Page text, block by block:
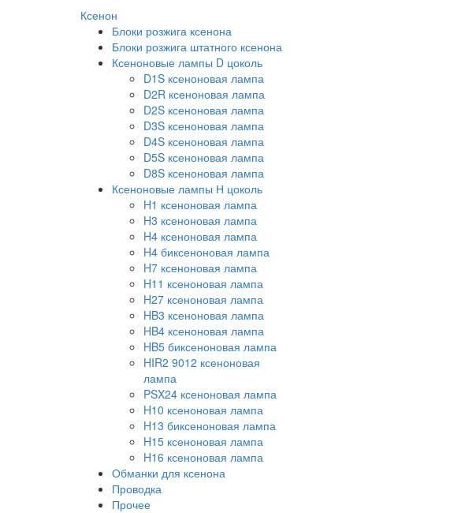
Ксенон
Блоки розжига ксенона
Блоки розжига штатного ксенона
Ксеноновые лампы D цоколь
D1S ксеноновая лампа
D2R ксеноновая лампа
D2S ксеноновая лампа
D3S ксеноновая лампа
D4S ксеноновая лампа
D5S ксеноновая лампа
D8S ксеноновая лампа
Ксеноновые лампы Н цоколь
H1 ксеноновая лампа
H3 ксеноновая лампа
H4 ксеноновая лампа
H4 биксеноновая лампа
H7 ксеноновая лампа
H11 ксеноновая лампа
H27 ксеноновая лампа
HB3 ксеноновая лампа
HB4 ксеноновая лампа
HB5 биксеноновая лампа
HIR2 9012 ксеноновая
лампа
PSX24 ксеноновая лампа
H10 ксеноновая лампа
H13 биксеноновая лампа
H15 ксеноновая лампа
H16 ксеноновая лампа
Обманки для ксенона
Проводка
Прочее